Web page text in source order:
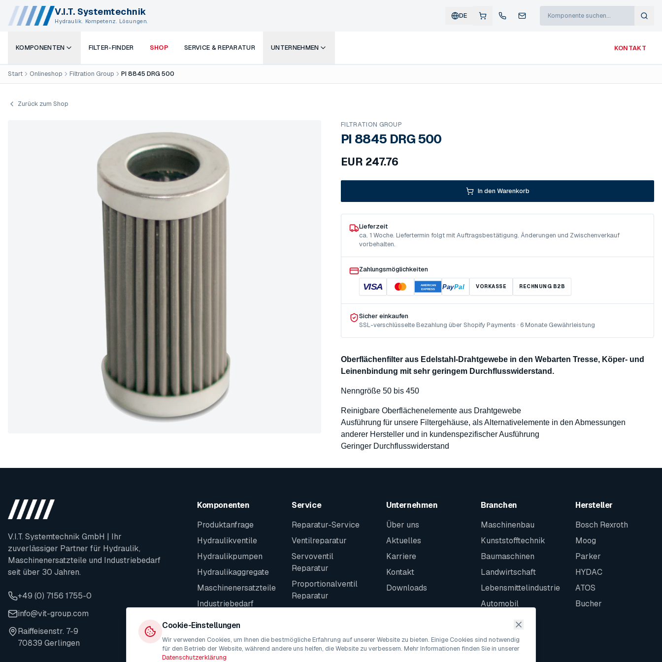
V.I.T. Systemtechnik
Hydraulik. Kompetenz. Lösungen.
DE
KOMPONENTEN FILTER-FINDER SHOP SERVICE & REPARATUR UNTERNEHMEN KONTAKT
Start Onlineshop Filtration Group PI 8845 DRG 500
Zurück zum Shop
FILTRATION GROUP
PI 8845 DRG 500
EUR 247.76
In den Warenkorb
Lieferzeit
ca. 1 Woche. Liefertermin folgt mit Auftragsbestätigung. Änderungen und Zwischenverkauf
vorbehalten.
Zahlungsmöglichkeiten
VISA
AMERICAN
EXPRESS
PayPal VORKASSE RECHNUNG B2B
Sicher einkaufen
SSL-verschlüsselte Bezahlung über Shopify Payments · 6 Monate Gewährleistung
Oberflächenfilter aus Edelstahl-Drahtgewebe in den Webarten Tresse, Köper- und
Leinenbindung mit sehr geringem Durchflusswiderstand.
Nenngröße 50 bis 450
Reinigbare Oberflächenelemente aus Drahtgewebe
Ausführung für unsere Filtergehäuse, als Alternativelemente in den Abmessungen
anderer Hersteller und in kundenspezifischer Ausführung
Geringer Durchflusswiderstand
V.I.T. Systemtechnik GmbH | Ihr
zuverlässiger Partner für Hydraulik,
Maschinenersatzteile und Industriebedarf
seit über 30 Jahren.
+49 (0) 7156 1755-0
info@vit-group.com
Raiffeisenstr. 7-9
70839 Gerlingen
Komponenten
Produktanfrage
Hydraulikventile
Hydraulikpumpen
Hydraulikaggregate
Maschinenersatzteile
Industriebedarf
Service
Reparatur-Service
Ventilreparatur
Servoventil
Reparatur
Proportionalventil
Reparatur
Unternehmen
Über uns
Aktuelles
Karriere
Kontakt
Downloads
Branchen
Maschinenbau
Kunststofftechnik
Baumaschinen
Landwirtschaft
Lebensmittelindustrie
Automobil
Intralogistik
Hersteller
Bosch Rexroth
Moog
Parker
HYDAC
ATOS
Bucher
Cookie-Einstellungen
Wir verwenden Cookies, um Ihnen die bestmögliche Erfahrung auf unserer Website zu bieten. Einige Cookies sind notwendig
für den Betrieb der Website, während andere uns helfen, die Website zu verbessern. Mehr Informationen finden Sie in unserer
Datenschutzerklärung